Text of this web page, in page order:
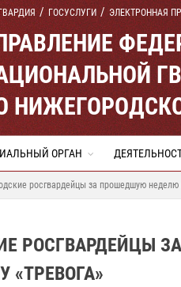
ГОСУСЛУГИ ЭЛЕКТРОННАЯ
ОРГАН
росгвардейцы за прошедшую неделю
РОСГВАРДЕЙЦЫ
«ТРЕВОГА»